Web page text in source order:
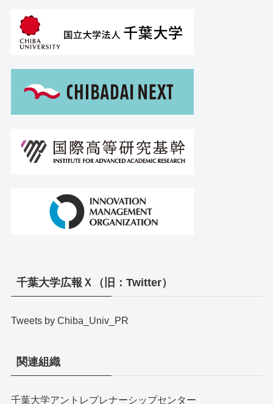
千葉大学広報Ｘ（旧：Twitter）
Tweets by Chiba_Univ_PR
関連組織
千葉大学アントレプレナーシップセンター